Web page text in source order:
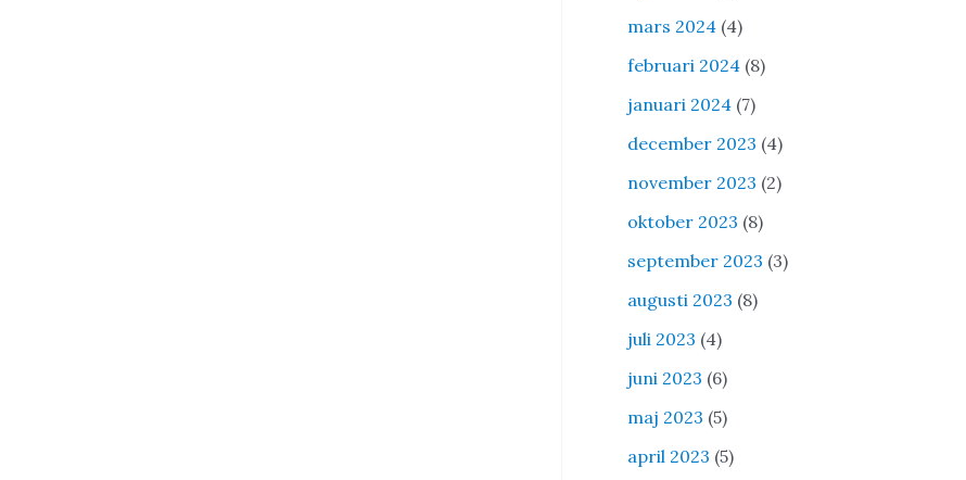
mars 2024 (4)
februari 2024 (8)
januari 2024 (7)
december 2023 (4)
november 2023 (2)
oktober 2023 (8)
september 2023 (3)
augusti 2023 (8)
juli 2023 (4)
juni 2023 (6)
maj 2023 (5)
april 2023 (5)